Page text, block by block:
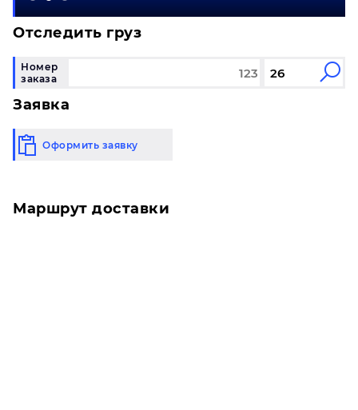
Отследить груз
Номер
заказа
Заявка
Оформить заявку
Маршрут доставки